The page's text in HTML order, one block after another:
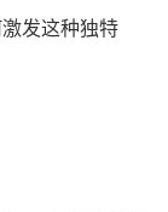
发这种独特